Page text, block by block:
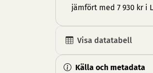
jämfört med 7 930 kr i
Visa datatabell
Källa och metadata